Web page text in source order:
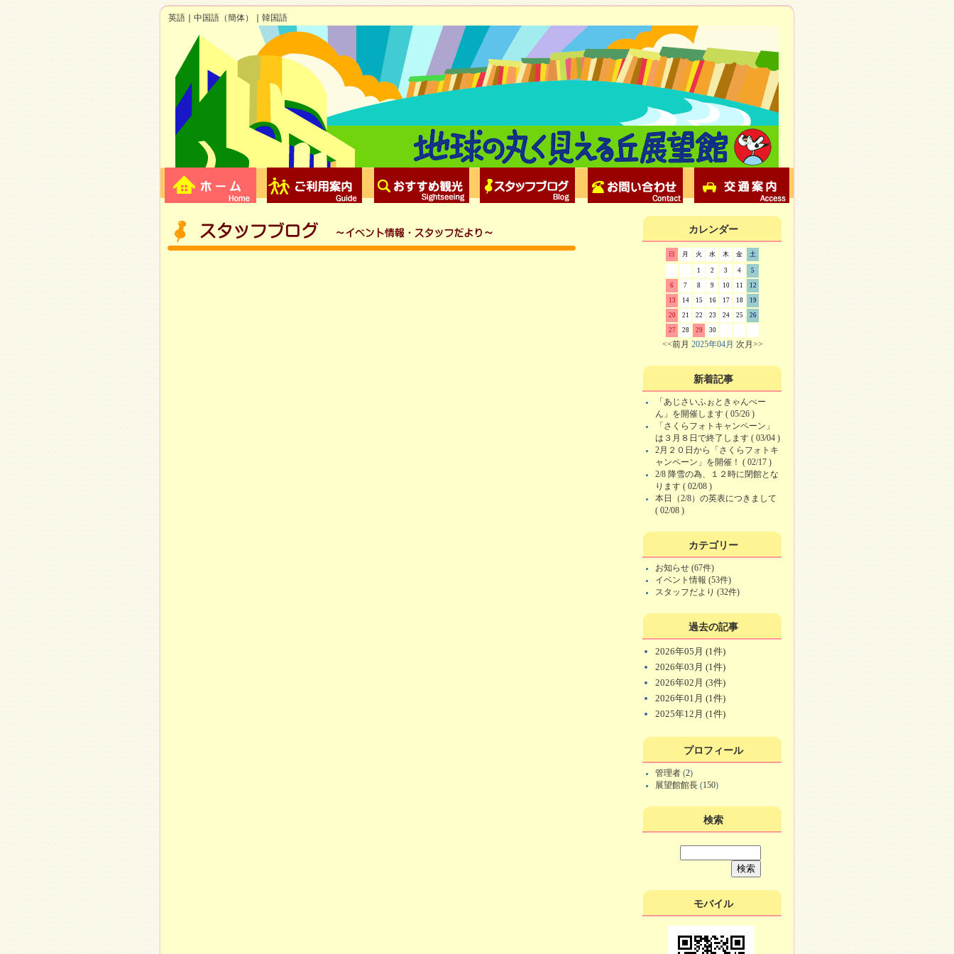
英語 中国語（簡体） 韓国語
カレンダー
日 月 火 水 木 金 土
1 2 3 4 5
6 7 8 9 10 11 12
13 14 15 16 17 18 19
20 21 22 23 24 25 26
27 28 29 30
<<前月 2025年04月 次月>>
新着記事
「あじさいふぉときゃんぺー
ん」を開催します ( 05/26 )
「さくらフォトキャンペーン」
は３月８日で終了します ( 03/04 )
2月２０日から「さくらフォトキ
ャンペーン」を開催！ ( 02/17 )
2/8 降雪の為、１２時に閉館とな
ります ( 02/08 )
本日（2/8）の英表につきまして
( 02/08 )
カテゴリー
お知らせ (67件)
イベント情報 (53件)
スタッフだより (32件)
過去の記事
2026年05月 (1件)
2026年03月 (1件)
2026年02月 (3件)
2026年01月 (1件)
2025年12月 (1件)
プロフィール
管理者 (2)
展望館館長 (150)
検索
モバイル